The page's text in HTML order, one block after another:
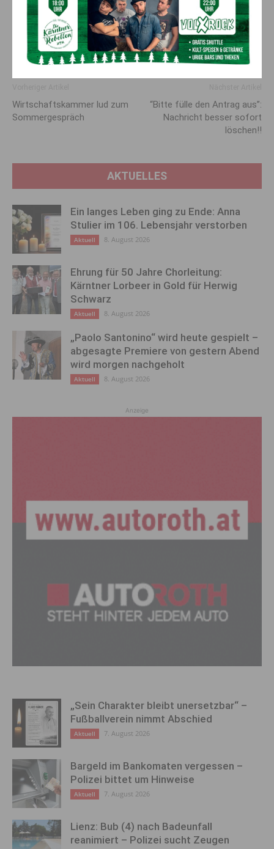
lebensgefährlich. Die Sicherheit muss an erster Stelle stehen.
Denkt an eure Familien!“, richtet der LK-Präsident einen
eindringlichen Appell an die Waldbauern, bei der Aufarbeitung
von Sturmschäden Vorsicht walten zu lassen.
Wirtschaftskammer lud zum
Sommergespräch
“Bitte fülle den Antrag aus”:
Nachricht besser sofort
löschen!!
AKTUELLES
Ein langes Leben ging zu Ende: Anna
Stulier im 106. Lebensjahr verstorben
Aktuell 8. August 2026
Ehrung für 50 Jahre Chorleitung:
Kärntner Lorbeer in Gold für Herwig
Schwarz
Aktuell 8. August 2026
„Paolo Santonino“ wird heute gespielt –
abgesagte Premiere von gestern Abend
wird morgen nachgeholt
Aktuell 8. August 2026
Anzeige
„Sein Charakter bleibt unersetzbar“ –
Fußballverein nimmt Abschied
Aktuell 7. August 2026
Bargeld im Bankomaten vergessen –
Polizei bittet um Hinweise
Aktuell 7. August 2026
Lienz: Bub (4) nach Badeunfall
reanimiert – Polizei sucht Zeugen